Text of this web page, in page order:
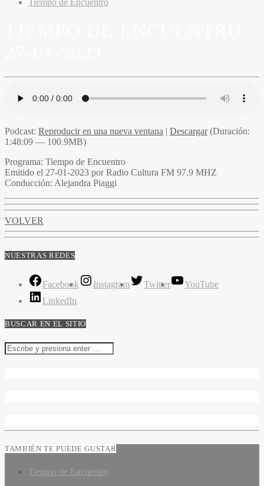
Tiempo de Encuentro
Podcast: Reproducir en una nueva ventana | Descargar(Duración:
1:48:09 — 100.9MB)
Programa: Tiempo de Encuentro
Emitido el 27-01-2023 por Radio Cultura FM 97.9 MHZ
Conducción: Alejandra Piaggi
VOLVER
NUESTRAS REDES
Facebook Instagram Twitter
YouTube
LinkedIn
BUSCAR EN EL SITIO
TAMBIÉN TE PUEDE GUSTAR
Tiempo de Encuentro